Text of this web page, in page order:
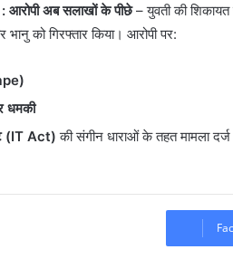
: आरोपी अब सलाखों के पीछे– युवती की
को गिरफ्तार किया। आरोपी पर:
धमकी
(IT Act) की संगीन धाराओं के तहत मामला दर्ज